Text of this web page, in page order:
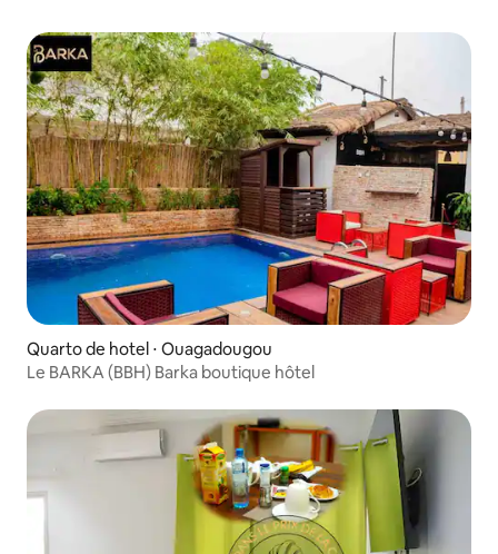
Quarto de hotel ⋅ Ouagadougou
Le BARKA (BBH) Barka boutique hôtel